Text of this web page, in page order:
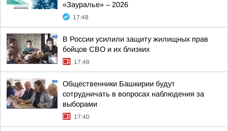
«Зауралье» – 2026
17:48
В России усилили защиту жилищных прав
бойцов СВО и их близких
17:48
Общественники Башкирии будут
сотрудничать в вопросах наблюдения за
выборами
17:40